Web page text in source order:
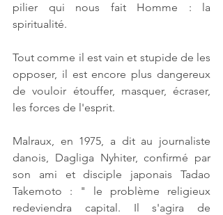
pilier qui nous fait Homme : la
spiritualité.
Tout comme il est vain et stupide de les
opposer, il est encore plus dangereux
de vouloir étouffer, masquer, écraser,
les forces de l'esprit.
Malraux, en 1975, a dit au journaliste
danois, Dagliga Nyhiter, confirmé par
son ami et disciple japonais Tadao
Takemoto : " le problème religieux
redeviendra capital. Il s'agira de